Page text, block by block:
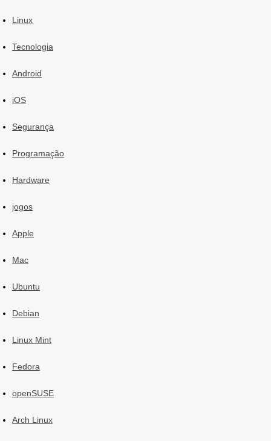
Linux
Tecnologia
Android
iOS
Segurança
Programação
Hardware
jogos
Apple
Mac
Ubuntu
Debian
Linux Mint
Fedora
openSUSE
Arch Linux